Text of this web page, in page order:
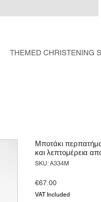
Μποτάκι
και λεπτομέρεια
SKU: A334M
€67.00Price
VAT Included
THEMED CHRISTENING